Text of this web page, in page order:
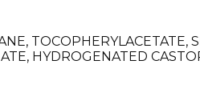
TOCOPHERYLACETATE,
HYDROGENATED